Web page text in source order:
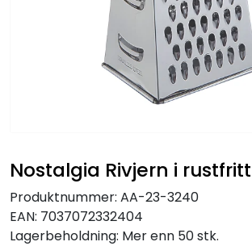
Nostalgia Rivjern i
Produktnummer: AA-23-3240
EAN: 7037072332404
Lagerbeholdning: Mer enn 50 stk.